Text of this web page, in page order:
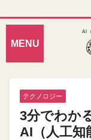
AI
テクノロジー
3分でわか
AI（人工知